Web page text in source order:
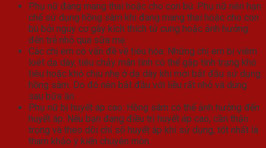
Phụ nữ đang mang thai hoặc cho con bú: Phụ nữ nên hạn
chế sử dụng hồng sâm khi đang mang thai hoặc cho con
bú bởi nguy cơ gây kích thích tử cung hoặc ảnh hưởng
đến trẻ nhỏ qua sữa mẹ.
Các chị em có vấn đề về tiêu hóa: Những chị em bị viêm
loét dạ dày, tiêu chảy mãn tính có thể gặp tình trạng khó
tiêu hoặc khó chịu nhẹ ở dạ dày khi mới bắt đầu sử dụng
hồng sâm. Do đó nên bắt đầu với liều rất nhỏ và dùng
sau bữa ăn.
Phụ nữ bị huyết áp cao: Hồng sâm có thể ảnh hưởng đến
huyết áp. Nếu bạn đang điều trị huyết áp cao, cần thận
trọng và theo dõi chỉ số huyết áp khi sử dụng, tốt nhất là
tham khảo ý kiến chuyên môn.